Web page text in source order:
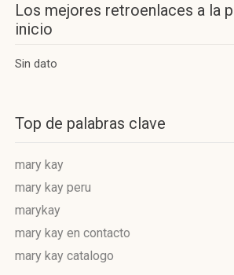
Los mejores retroenlaces a la
inicio
Sin dato
Top de palabras clave
mary kay
mary kay peru
marykay
mary kay en contacto
mary kay catalogo